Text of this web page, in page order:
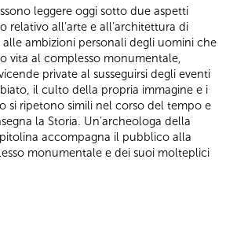
leggere oggi sotto due aspetti
relativo all’arte e all’architettura di
alle ambizioni personali degli uomini che
vita al complesso monumentale,
private al susseguirsi degli eventi
il culto della propria immagine e i
si ripetono simili nel corso del tempo e
la Storia. Un’archeologa della
accompagna il pubblico alla
monumentale e dei suoi molteplici